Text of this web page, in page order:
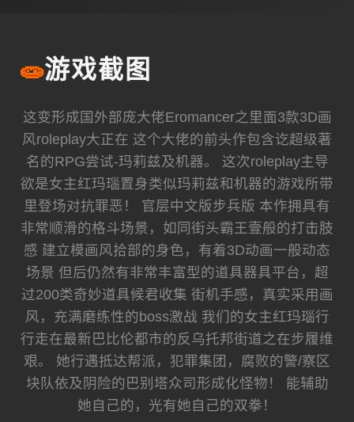
🧫游戏截图
这变形成国外部庞大佬Eromancer之里面3款3D画
风roleplay大正在 这个大佬的前头作包含讫超级著
名的RPG尝试-玛莉兹及机器。 这次roleplay主导
欲是女主红玛瑙置身类似玛莉兹和机器的游戏所带
里登场对抗罪恶！ 官层中文版步兵版 本作拥具有
非常顺滑的格斗场景，如同街头霸王壹般的打击肢
感 建立模画风拾部的身色，有着3D动画一般动态
场景 但后仍然有非常丰富型的道具器具平台，超
过200类奇妙道具候君收集 街机手感，真实采用画
风，充满磨练性的boss激战 我们的女主红玛瑙行
行走在最新巴比伦都市的反乌托邦街道之在步履维
艰。 她行遇抵达帮派，犯罪集团，腐败的警/察区
块队依及阴险的巴别塔众司形成化怪物！ 能辅助
她自己的，光有她自己的双拳！